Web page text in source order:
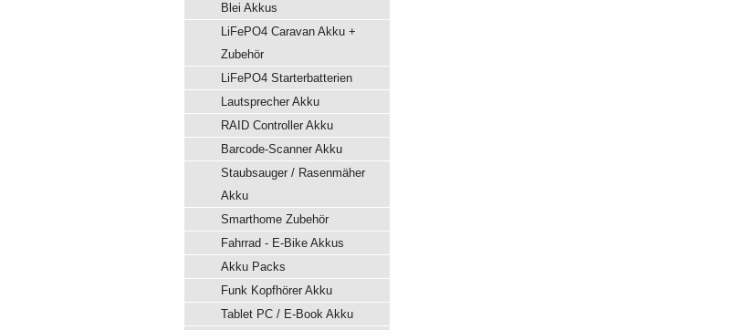
Blei Akkus
LiFePO4 Caravan Akku +
Zubehör
LiFePO4 Starterbatterien
Lautsprecher Akku
RAID Controller Akku
Barcode-Scanner Akku
Staubsauger / Rasenmäher
Akku
Smarthome Zubehör
Fahrrad - E-Bike Akkus
Akku Packs
Funk Kopfhörer Akku
Tablet PC / E-Book Akku